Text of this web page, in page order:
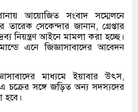
আয়োজিত সংবাদ সম্মেলনে
সেকেন্দার জানান, গ্রেপ্তার
নিয়ন্ত্রণ আইনে মামলা করা হচ্ছে।
এনে জিজ্ঞাসাবাদের আবেদন
মাধ্যমে ইয়াবার উৎস,
সঙ্গে জড়িত অন্য সদস্যদের
হবে।